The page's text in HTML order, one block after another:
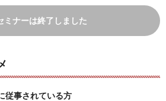
ミナーは終了しました
従事されている方